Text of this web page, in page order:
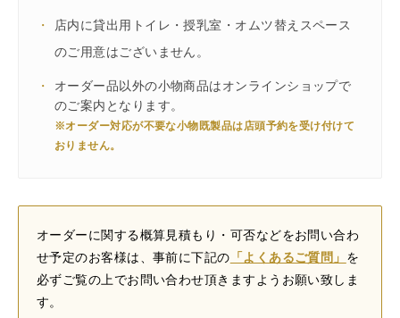
・
店内に貸出用トイレ・授乳室・オムツ替えスペース
のご用意はございません。
・
オーダー品以外の小物商品はオンラインショップで
のご案内となります。
※オーダー対応が不要な小物既製品は店頭予約を受け付けて
おりません。
オーダーに関する概算見積もり・可否などをお問い合わ
せ予定のお客様は、事前に下記の 「よくあるご質問」 を
必ずご覧の上でお問い合わせ頂きますようお願い致しま
す。